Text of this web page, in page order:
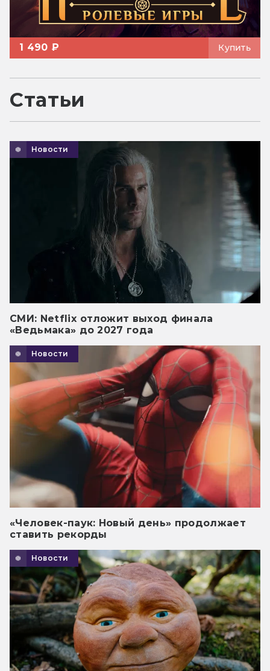
1 490 ₽ Купить
Статьи
Новости
СМИ: Netflix отложит выход финала
«Ведьмака» до 2027 года
Новости
«Человек-паук: Новый день» продолжает
ставить рекорды
Новости